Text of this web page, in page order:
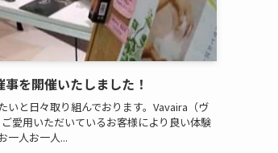
を開催いたしました！
と日々取り組んでおります。Vavaira（ヴ
愛用いただいているお客様により良い体験
一人お一人...